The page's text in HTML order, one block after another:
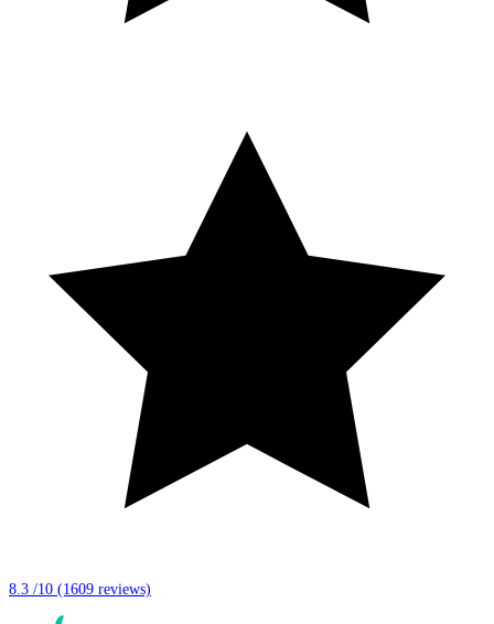
8.3 /10 (1609 reviews)